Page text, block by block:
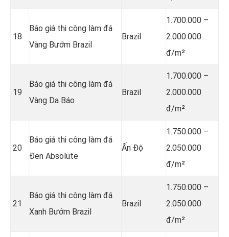
18
Báo giá thi công làm đá
Vàng Bướm Brazil
Brazil
1.700.000 –
2.000.000
đ/m²
19
Báo giá thi công làm đá
Vàng Da Báo
Brazil
1.700.000 –
2.000.000
đ/m²
20
Báo giá thi công làm đá
Đen Absolute
Ấn Độ
1.750.000 –
2.050.000
đ/m²
21
Báo giá thi công làm đá
Xanh Bướm Brazil
Brazil
1.750.000 –
2.050.000
đ/m²